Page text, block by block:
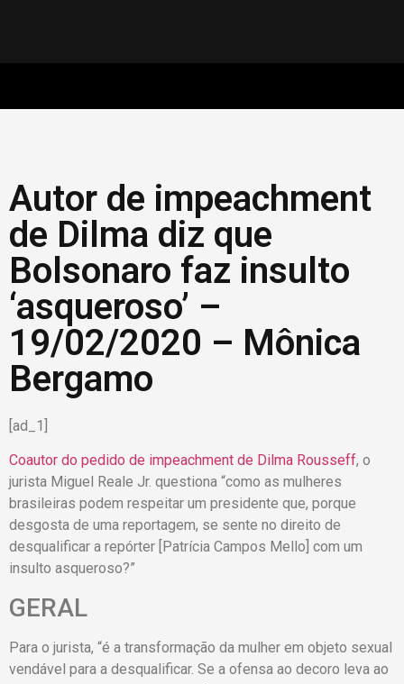
Autor de impeachment
de Dilma diz que
Bolsonaro faz insulto
‘asqueroso’ –
19/02/2020 – Mônica
Bergamo
[ad_1]
Coautor do pedido de impeachment de Dilma Rousseff, o
jurista Miguel Reale Jr. questiona “como as mulheres
brasileiras podem respeitar um presidente que, porque
desgosta de uma reportagem, se sente no direito de
desqualificar a repórter [Patrícia Campos Mello] com um
insulto asqueroso?”
GERAL
Para o jurista, “é a transformação da mulher em objeto sexual
vendável para a desqualificar. Se a ofensa ao decoro leva ao